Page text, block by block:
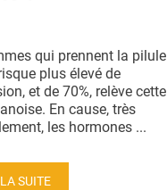
qui prennent la pilule
plus élevé de
et de 70%, relève cette
En cause, très
les hormones ...
SUITE